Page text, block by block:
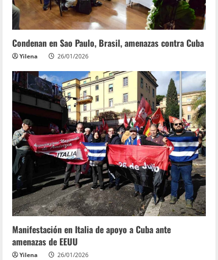
Condenan en Sao Paulo, Brasil, amenazas contra Cuba
Yilena 26/01/2026
Manifestación en Italia de apoyo a Cuba ante
amenazas de EEUU
Yilena 26/01/2026